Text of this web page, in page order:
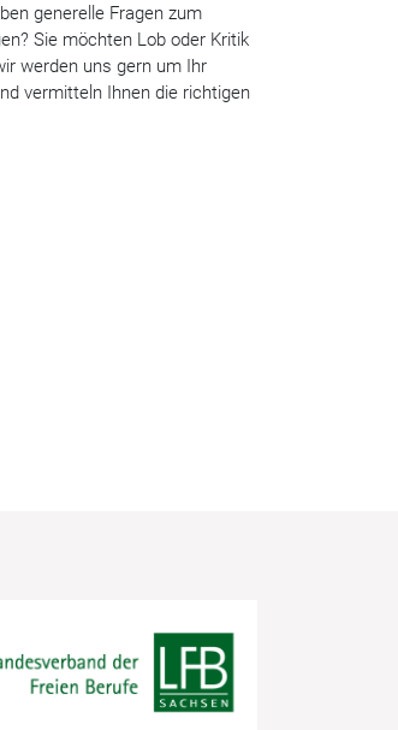
generelle Fragen zum
Sie möchten Lob oder Kritik
werden uns gern um Ihr
vermitteln Ihnen die richtigen